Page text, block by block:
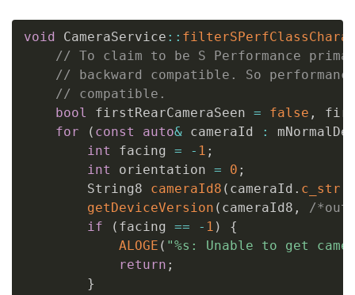
void CameraService ::
// To claim to be S Performance
// backward compatible. So
// compatible.
bool
firstRearCameraSeen = false ,
for
( const auto& cameraId :
int
facing = - 1 ;
int
orientation = 0 ;
        String8
cameraId8 ( cameraId . c_str
getDeviceVersion ( cameraId8 ,
/
if
( facing == - 1 )
{
ALOGE ( "%s: Unable to get
return ;
}